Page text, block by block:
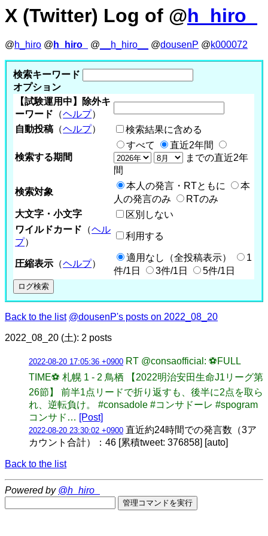
X (Twitter) Log of @h_hiro_
@h_hiro @ h_hiro_ @ __h_hiro__ @dousenP @k000072
検索キーワード
オプション
【試験運用中】除外キ
ーワード （ヘルプ）
自動投稿 （ヘルプ） 検索結果に含める
検索する期間
すべて
直近2年間
までの直近2年
間
検索対象
本人の発言・RTともに
本
人の発言のみ
RTのみ
大文字・小文字
区別しない
ワイルドカード （ヘル
プ）
利用する
圧縮表示 （ヘルプ）
適用なし（全投稿表示）
1
件/1日
3件/1日 5件/1日
Back to the list @dousenP's posts on 2022_08_20
2022_08_20 (土): 2 posts
2022-08-20 17:05:36 +0900 RT @consaofficial: ⚽️FULL
TIME⚽️ 札幌 1 - 2 鳥栖 【2022明治安田生命J1リーグ第
26節】 前半1点リードで折り返すも、後半に2点を取ら
れ、逆転負け。 #consadole #コンサドーレ #spogram
コンサド… [Post]
2022-08-20 23:30:02 +0900 直近約24時間での発言数（3ア
カウント合計）：46 [累積tweet: 376858] [auto]
Back to the list
Powered by @h_hiro_